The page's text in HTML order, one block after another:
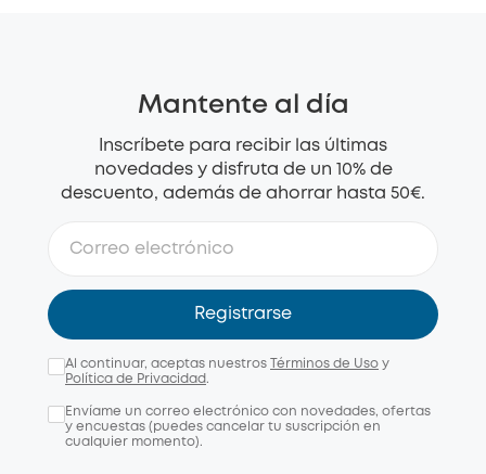
Mantente al día
Inscríbete para recibir las últimas
novedades y disfruta de un 10% de
descuento, además de ahorrar hasta 50€.
Registrarse
Al continuar, aceptas nuestros Términos de Uso y
Política de Privacidad.
Envíame un correo electrónico con novedades, ofertas
y encuestas (puedes cancelar tu suscripción en
cualquier momento).